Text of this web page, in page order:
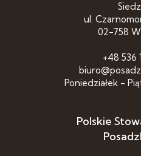
ul.
02-758
+48 536
Poniedziałek -
Polskie